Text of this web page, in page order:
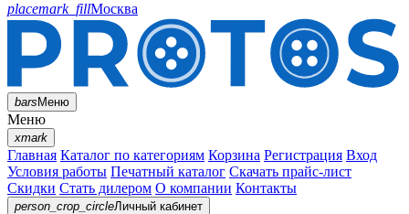
placemark_fillМосква
barsМеню
Меню
xmark
Главная Каталог по категориям Корзина Регистрация Вход
Условия работы Печатный каталог Скачать прайс-лист
Скидки Стать дилером О компании Контакты
person_crop_circleЛичный кабинет